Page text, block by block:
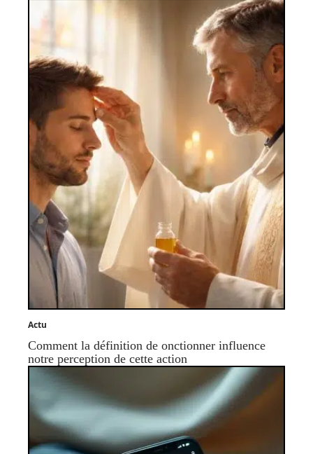
Actu
Comment la définition de onctionner influence
notre perception de cette action